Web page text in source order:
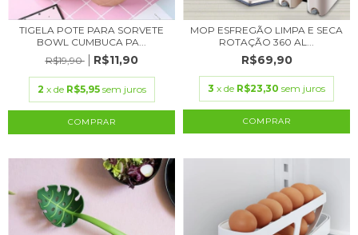
TIGELA POTE PARA SORVETE
BOWL CUMBUCA PA...
R$19,90
R$11,90
2 x de R$5,95 sem juros
COMPRAR
MOP ESFREGÃO LIMPA E SECA
ROTAÇÃO 360 AL...
R$69,90
3 x de R$23,30 sem juros